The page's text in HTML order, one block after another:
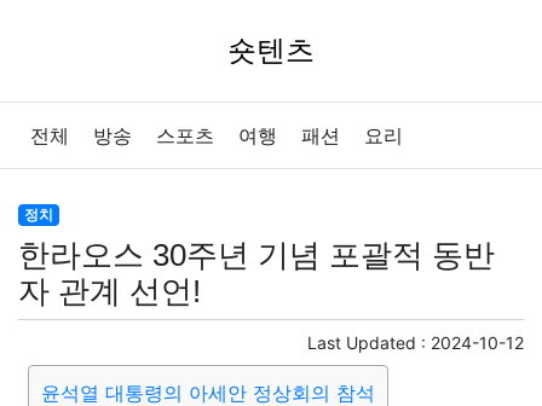
숏텐츠
전체 방송 스포츠 여행 패션 요리
정치
한라오스 30주년 기념 포괄적 동반
자 관계 선언!
Last Updated : 2024-10-12
윤석열 대통령의 아세안 정상회의 참석